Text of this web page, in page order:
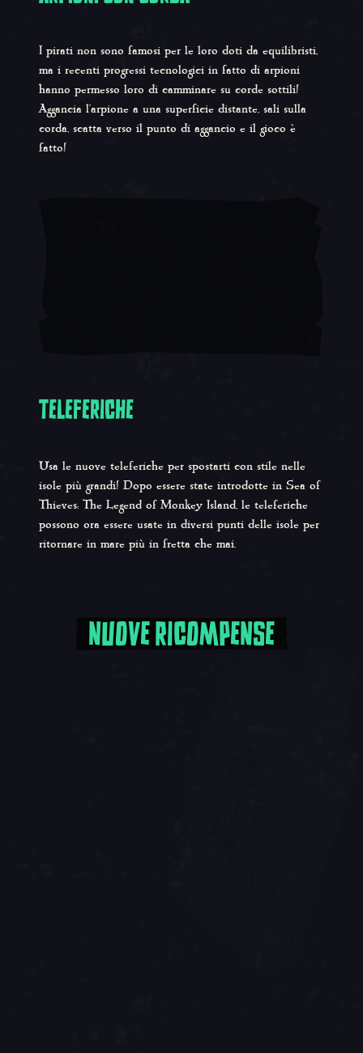
I pirati non sono famosi per le loro doti da equilibristi,
ma i recenti progressi tecnologici in fatto di arpioni
hanno permesso loro di camminare su corde sottili!
Aggancia l'arpione a una superficie distante, sali sulla
corda, scatta verso il punto di aggancio e il gioco è
fatto!
TELEFERICHE
Usa le nuove teleferiche per spostarti con stile nelle
isole più grandi! Dopo essere state introdotte in Sea of
Thieves: The Legend of Monkey Island, le teleferiche
possono ora essere usate in diversi punti delle isole per
ritornare in mare più in fretta che mai.
Nuove ricompense stagionali
NUOVE RICOMPENSE